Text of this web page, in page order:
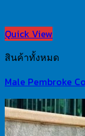
Quick View
สินค้าทั้งหมด
Male Pembroke